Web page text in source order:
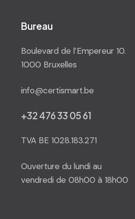
Bureau
Boulevard de l’Empereur 10.
1000 Bruxelles
info@certismart.be
+32 476 33 05 61
TVA BE 1028.183.271
Ouverture du lundi au
vendredi de 08h00 à 18h00